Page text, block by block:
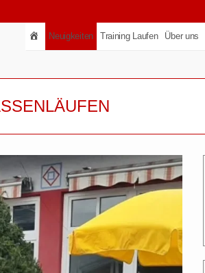
Neuigkeiten Training Laufen Über uns